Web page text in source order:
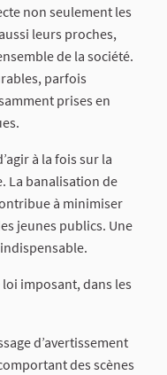
non seulement les
leurs proches,
de la société.
parfois
prises en
à la fois sur la
La banalisation de
à minimiser
jeunes publics. Une
imposant, dans les
d’avertissement
des scènes